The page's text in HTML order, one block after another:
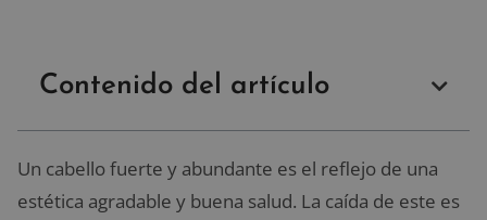
Contenido del artículo
Un cabello fuerte y abundante es el reflejo de una
estética agradable y buena salud. La caída de este es